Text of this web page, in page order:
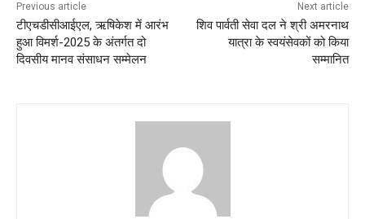
Previous article
टीएचडीसीआईएल, ऋषिकेश में आरंभ
हुआ विमर्श-2025 के अंतर्गत दो
दिवसीय मानव संसाधन सम्मेलन
Next article
शिव पार्वती सेवा दल ने श्री अमरनाथ
यात्रा के स्वयंसेवकों को किया
सम्मानित